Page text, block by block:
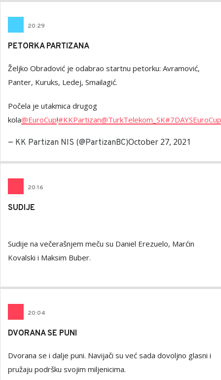
20:29
PETORKA PARTIZANA
Željko Obradović je odabrao startnu petorku: Avramović,
Panter, Kuruks, Ledej, Smailagić.
Počela je utakmica drugog
kola@EuroCup!#KKPartizan@TurkTelekom_SK#7DAYSEuroCup
— KK Partizan NIS (@PartizanBC)October 27, 2021
20:16
SUDIJE
Sudije na večerašnjem meču su Daniel Erezuelo, Marćin
Kovalski i Maksim Buber.
20:04
DVORANA SE PUNI
Dvorana se i dalje puni. Navijači su već sada dovoljno glasni i
pružaju podršku svojim miljenicima.